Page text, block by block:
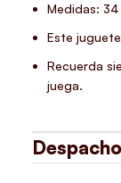
Medidas:
Este
Recuerda
juega.